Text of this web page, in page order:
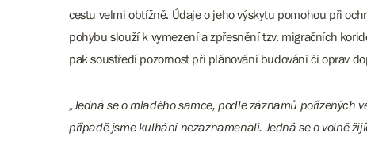
cestu velmi obtížně. Údaje o jeho výskytu pomohou při
pohybu slouží k vymezení a zpřesnění tzv. migračních
pak soustředí pozornost při plánování budování či oprav
„Jedná se o mladého samce, podle záznamů pořízených
případě jsme kulhání nezaznamenali. Jedná se o volně